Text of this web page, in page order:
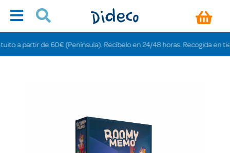
partir de 60€ (Península). Recíbelo en 24/48 horas. Recogida en